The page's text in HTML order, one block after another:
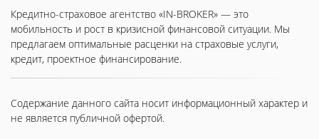
Кредитно-страховое агентство «IN-BROKER» — это
мобильность и рост в кризисной финансовой ситуации. Мы
предлагаем оптимальные расценки на страховые услуги,
кредит, проектное финансирование.
Содержание данного сайта носит информационный характер и
не является публичной офертой.